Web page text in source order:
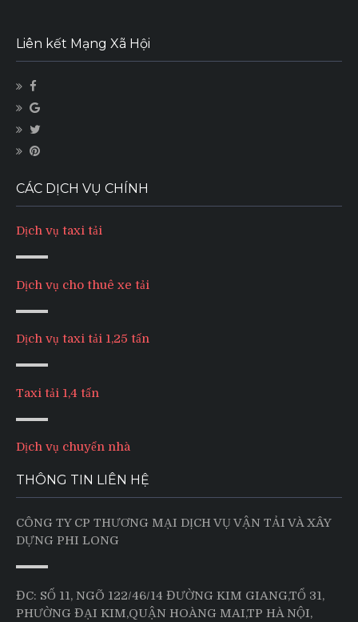
Liên kết Mạng Xã Hội
CÁC DỊCH VỤ CHÍNH
Dịch vụ taxi tải
Dịch vụ cho thuê xe tải
Dịch vụ taxi tải 1,25 tấn
Taxi tải 1,4 tấn
Dịch vụ chuyển nhà
THÔNG TIN LIÊN HỆ
CÔNG TY CP THƯƠNG MẠI DỊCH VỤ VẬN TẢI VÀ XÂY
DỰNG PHI LONG
ĐC: SỐ 11, NGÕ 122/46/14 ĐƯỜNG KIM GIANG,TỔ 31,
PHƯỜNG ĐẠI KIM,QUẬN HOÀNG MAI,TP HÀ NỘI,